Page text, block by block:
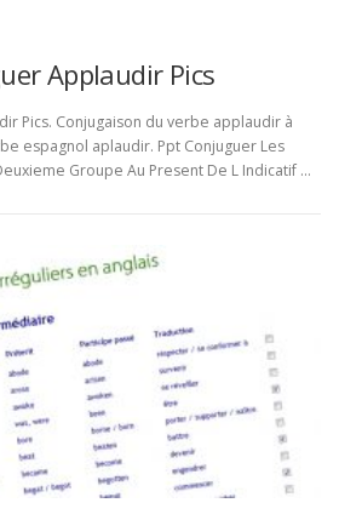
Applaudir Pics
Pics. Conjugaison du verbe applaudir à
espagnol aplaudir. Ppt Conjuguer Les
Groupe Au Present De L Indicatif …